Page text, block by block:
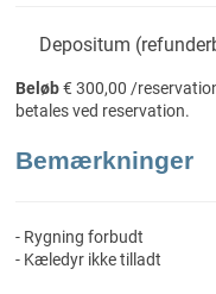
Depositum
Beløb€ 300,00 /
betales ved reservation.
Bemærkninger
- Rygning forbudt
- Kæledyr ikke tilladt